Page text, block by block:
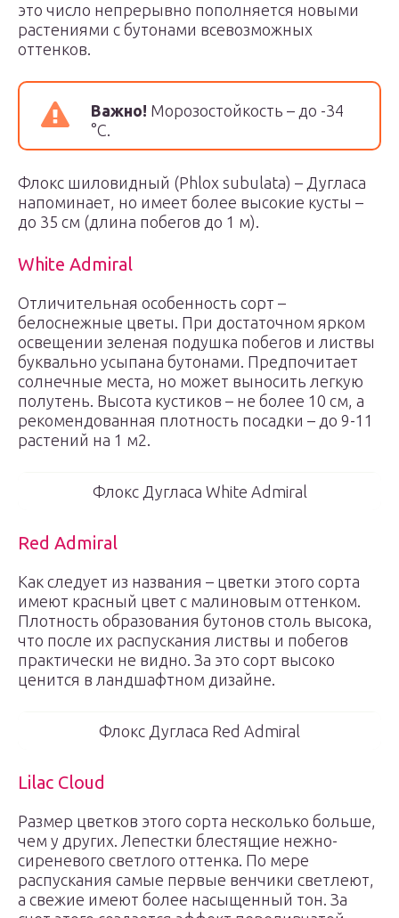
это число непрерывно пополняется новыми
растениями с бутонами всевозможных
оттенков.
Важно! Морозостойкость – до -34
°С.
Флокс шиловидный (Phlox subulata) – Дугласа
напоминает, но имеет более высокие кусты –
до 35 см (длина побегов до 1 м).
White Admiral
Отличительная особенность сорт –
белоснежные цветы. При достаточном ярком
освещении зеленая подушка побегов и листвы
буквально усыпана бутонами. Предпочитает
солнечные места, но может выносить легкую
полутень. Высота кустиков – не более 10 см, а
рекомендованная плотность посадки – до 9-11
растений на 1 м2.
Флокс Дугласа White Admiral
Red Admiral
Как следует из названия – цветки этого сорта
имеют красный цвет с малиновым оттенком.
Плотность образования бутонов столь высока,
что после их распускания листвы и побегов
практически не видно. За это сорт высоко
ценится в ландшафтном дизайне.
Флокс Дугласа Red Admiral
Lilac Cloud
Размер цветков этого сорта несколько больше,
чем у других. Лепестки блестящие нежно-
сиреневого светлого оттенка. По мере
распускания самые первые венчики светлеют,
а свежие имеют более насыщенный тон. За